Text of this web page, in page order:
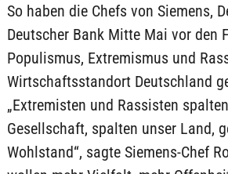
So haben die Chefs von Siemens,
Deutscher Bank Mitte Mai vor den
Populismus, Extremismus und
Wirtschaftsstandort Deutschland
„Extremisten und Rassisten
Gesellschaft, spalten unser Land,
Wohlstand“, sagte Siemens-Chef